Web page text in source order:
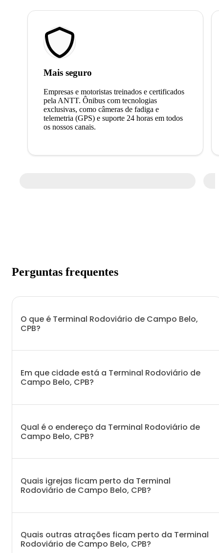
Mais seguro
Empresas e motoristas treinados e certificados
pela ANTT. Ônibus com tecnologias
exclusivas, como câmeras de fadiga e
telemetria (GPS) e suporte 24 horas em todos
os nossos canais.
Perguntas frequentes
O que é Terminal Rodoviário de Campo Belo,
CPB?
Em que cidade está a Terminal Rodoviário de
Campo Belo, CPB?
Qual é o endereço da Terminal Rodoviário de
Campo Belo, CPB?
Quais igrejas ficam perto da Terminal
Rodoviário de Campo Belo, CPB?
Quais outras atrações ficam perto da Terminal
Rodoviário de Campo Belo, CPB?